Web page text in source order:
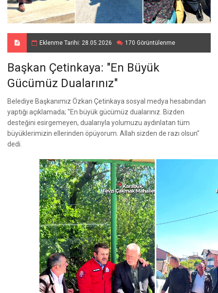
Eklenme Tarihi: 28.05.2026 170 Görüntülenme
Başkan Çetinkaya: "En Büyük
Gücümüz Dualarınız"
Belediye Başkanımız Özkan Çetinkaya sosyal medya hesabından
yaptığı açıklamada; "En büyük gücümüz dualarınız. Bizden
desteğini esirgemeyen, dualarıyla yolumuzu aydınlatan tüm
büyüklerimizin ellerinden öpüyorum. Allah sizden de razı olsun"
dedi.